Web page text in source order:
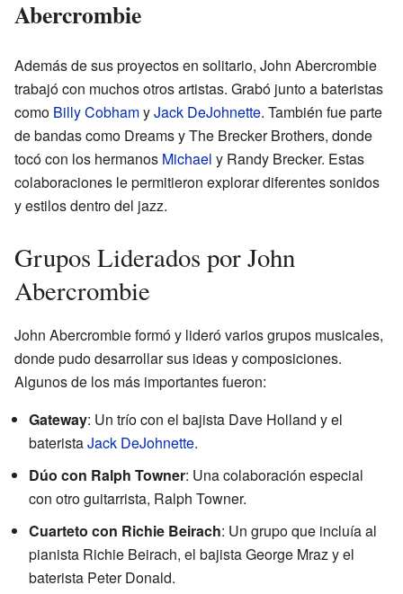
Abercrombie
Además de sus proyectos en solitario, John Abercrombie
trabajó con muchos otros artistas. Grabó junto a bateristas
como Billy CobhamyJack DeJohnette. También fue parte
de bandas como Dreams y The Brecker Brothers, donde
tocó con los hermanos Michael y Randy Brecker. Estas
colaboraciones le permitieron explorar diferentes sonidos
y estilos dentro del jazz.
Grupos Liderados por John
Abercrombie
John Abercrombie formó y lideró varios grupos musicales,
donde pudo desarrollar sus ideas y composiciones.
Algunos de los más importantes fueron:
Gateway: Un trío con el bajista Dave Holland y el
bateristaJack DeJohnette.
Dúo con Ralph Towner: Una colaboración especial
con otro guitarrista, Ralph Towner.
Cuarteto con Richie Beirach: Un grupo que incluía al
pianista Richie Beirach, el bajista George Mraz y el
baterista Peter Donald.